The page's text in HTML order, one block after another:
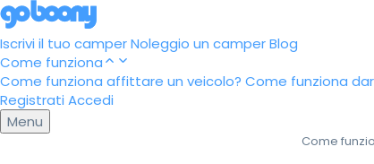
Iscrivi il tuo camperNoleggio un camperBlog
Come funziona
Come funziona affittare un veicolo? Come funziona
Registrati Accedi
Menu
Come